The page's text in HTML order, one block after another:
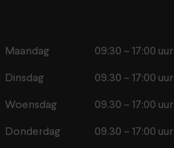
Maandag 09:30 – 17:00 uur
Dinsdag 09.30 – 17:00 uur
Woensdag 09.30 – 17:00 uur
Donderdag 09.30 – 17:00 uur